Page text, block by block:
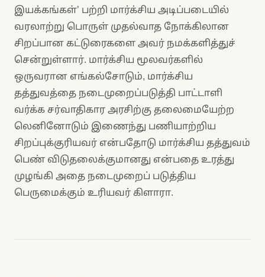
இயக்கங்கள்’ பற்றி மார்க்சிய அடிப்படையில்
வரலாற்று பொருள் முதல்வாத நோக்கிலான
சிறப்பான கட்டுரைகளை அவர் நமக்களித்துச்
சென்றுள்ளார். மார்க்சிய மூலவர்களில்
ஒருவரான எங்கல்சோடும், மார்க்சிய
தத்துவத்தை நடைமுறைப்படுத்தி பாட்டாளி
வர்க்க சர்வாதிகார அரசிற்கு தலைமையேற்ற
லெனினோடும் இணைந்து பணியாற்றிய
சிறப்புக்குரியவர் என்பதோடு மார்க்சிய தத்துவம்
பெண் விடுதலைக்குமானது என்பதை உரத்து
முழங்கி அதை நடைமுறைப் படுத்திய
பெருமைக்கும் உரியவர் கிளாரா.